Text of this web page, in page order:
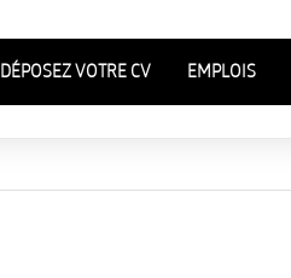
DÉPOSEZ VOTRE CV EMPLOIS